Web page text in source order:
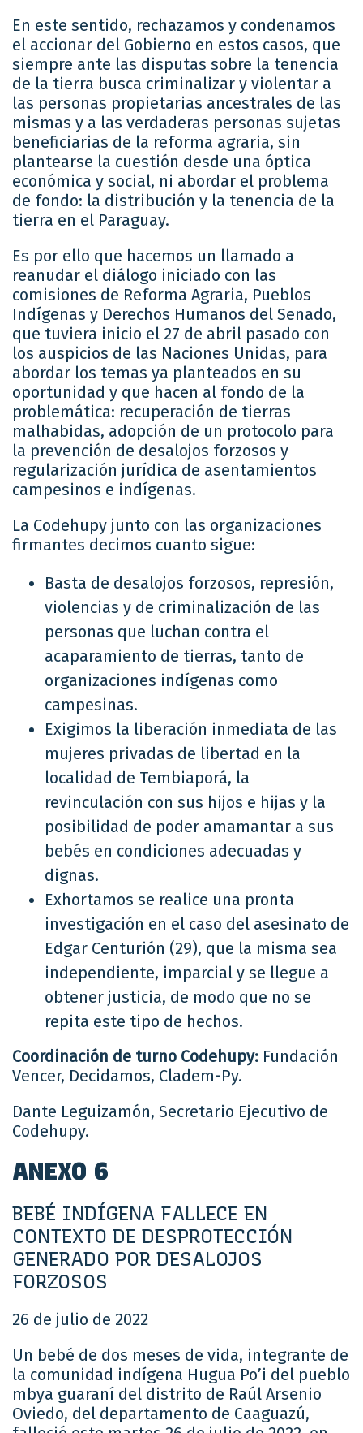
En este sentido, rechazamos y condenamos
el accionar del Gobierno en estos casos, que
siempre ante las disputas sobre la tenencia
de la tierra busca criminalizar y violentar a
las personas propietarias ancestrales de las
mismas y a las verdaderas personas sujetas
beneficiarias de la reforma agraria, sin
plantearse la cuestión desde una óptica
económica y social, ni abordar el problema
de fondo: la distribución y la tenencia de la
tierra en el Paraguay.
Es por ello que hacemos un llamado a
reanudar el diálogo iniciado con las
comisiones de Reforma Agraria, Pueblos
Indígenas y Derechos Humanos del Senado,
que tuviera inicio el 27 de abril pasado con
los auspicios de las Naciones Unidas, para
abordar los temas ya planteados en su
oportunidad y que hacen al fondo de la
problemática: recuperación de tierras
malhabidas, adopción de un protocolo para
la prevención de desalojos forzosos y
regularización jurídica de asentamientos
campesinos e indígenas.
La Codehupy junto con las organizaciones
firmantes decimos cuanto sigue:
Basta de desalojos forzosos, represión,
violencias y de criminalización de las
personas que luchan contra el
acaparamiento de tierras, tanto de
organizaciones indígenas como
campesinas.
Exigimos la liberación inmediata de las
mujeres privadas de libertad en la
localidad de Tembiaporá, la
revinculación con sus hijos e hijas y la
posibilidad de poder amamantar a sus
bebés en condiciones adecuadas y
dignas.
Exhortamos se realice una pronta
investigación en el caso del asesinato de
Edgar Centurión (29), que la misma sea
independiente, imparcial y se llegue a
obtener justicia, de modo que no se
repita este tipo de hechos.
Coordinación de turno Codehupy: Fundación
Vencer, Decidamos, Cladem-Py.
Dante Leguizamón, Secretario Ejecutivo de
Codehupy.
ANEXO 6
BEBÉ INDÍGENA FALLECE EN
CONTEXTO DE DESPROTECCIÓN
GENERADO POR DESALOJOS
FORZOSOS
26 de julio de 2022
Un bebé de dos meses de vida, integrante de
la comunidad indígena Hugua Po’i del pueblo
mbya guaraní del distrito de Raúl Arsenio
Oviedo, del departamento de Caaguazú,